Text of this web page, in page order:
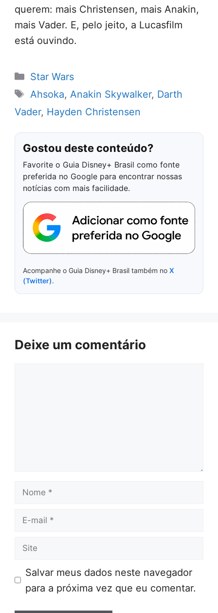
querem: mais Christensen, mais Anakin,
mais Vader. E, pelo jeito, a Lucasfilm
está ouvindo.
Categorias
Star Wars
Tags
Ahsoka, Anakin Skywalker, Darth
Vader, Hayden Christensen
Gostou deste conteúdo?
Favorite o Guia Disney+ Brasil como fonte
preferida no Google para encontrar nossas
notícias com mais facilidade.
Acompanhe o Guia Disney+ Brasil também no X
(Twitter).
Deixe um comentário
Nome
E-
Site
Salvar meus dados neste navegador
para a próxima vez que eu comentar.